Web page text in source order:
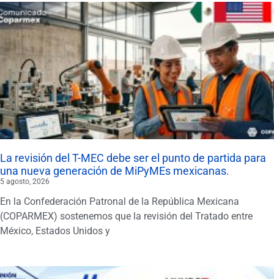
La revisión del T-MEC debe ser el punto de partida para
una nueva generación de MiPyMEs mexicanas.
5 agosto, 2026
En la Confederación Patronal de la República Mexicana
(COPARMEX) sostenemos que la revisión del Tratado entre
México, Estados Unidos y